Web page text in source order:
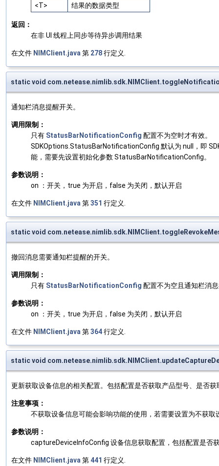
<T>
结果的数据类型
返回：
在非 UI 线程上同步等待异步调用结果
在文件 NIMClient.java第 278行定义.
static void
通知栏消息提醒开关。
调用限制：
只有 StatusBarNotificationConfig 配置不为空时才有效。
SDKOptions.StatusBarNotificationConfig 默认为 null，即
能，需要先设置初始化参数 StatusBarNotificationConfig。
参数说明：
on ：开关，true 为开启，false 为关闭，默认开启
在文件 NIMClient.java第351 行定义.
static void
撤回消息需要通知栏提醒的开关。
调用限制：
只有 StatusBarNotificationConfig 配置不为空且通知栏消
参数说明：
on ：开关，true 为开启，false 为关闭，默认开启
在文件 NIMClient.java第364行定义.
static void
更新获取设备信息的相关配置。包括配置是否获取产品型号、是否
注意事项：
不获取设备信息可能会影响功能的使用，若需要设置为不获
参数说明：
captureDeviceInfoConfig 设备信息获取配置，包括配置是否
在文件 NIMClient.java第 441 行定义.